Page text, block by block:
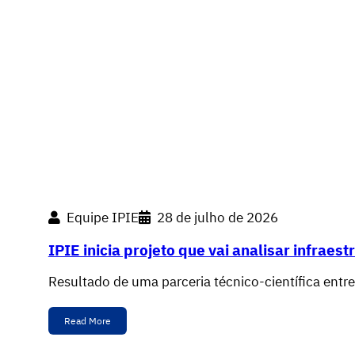
Equipe IPIE 28 de julho de 2026
IPIE inicia projeto que vai analisar
Resultado de uma parceria técnico-científica
Read More